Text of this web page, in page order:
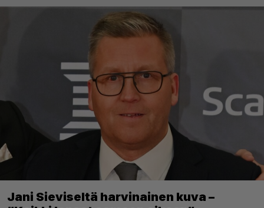
Jani Sieviseltä harvinainen kuva –